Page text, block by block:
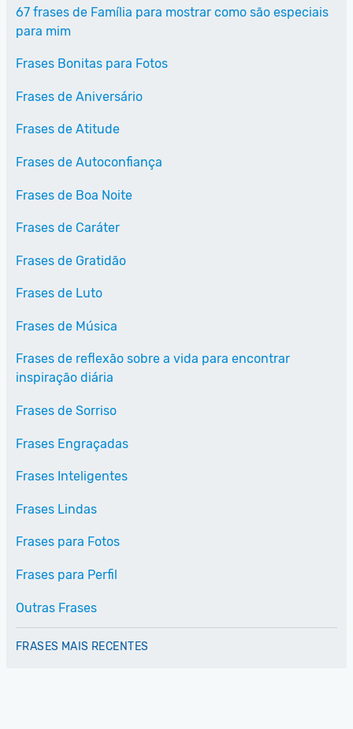
67 frases de Família para mostrar como são especiais
para mim
Frases Bonitas para Fotos
Frases de Aniversário
Frases de Atitude
Frases de Autoconfiança
Frases de Boa Noite
Frases de Caráter
Frases de Gratidão
Frases de Luto
Frases de Música
Frases de reflexão sobre a vida para encontrar
inspiração diária
Frases de Sorriso
Frases Engraçadas
Frases Inteligentes
Frases Lindas
Frases para Fotos
Frases para Perfil
Outras Frases
FRASES MAIS RECENTES